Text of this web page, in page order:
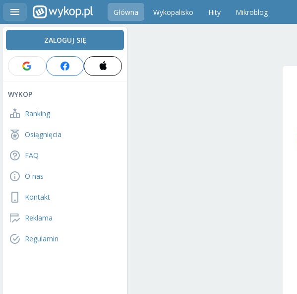
Główna Wykopalisko Hity Mikroblog
ZALOGUJ SIĘ
WYKOP
Ranking
Osiągnięcia
FAQ
O nas
Kontakt
Reklama
Regulamin